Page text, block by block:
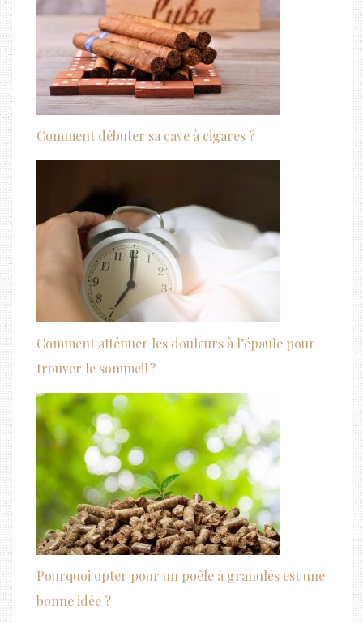
Comment débuter sa cave à cigares ?
Comment atténuer les douleurs à l’épaule pour
trouver le sommeil ?
Pourquoi opter pour un poêle à granulés est une
bonne idée ?